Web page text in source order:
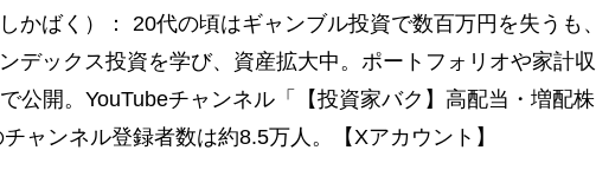
かばく）： 20代の頃はギャンブル投資で数百万円を失うも、
デックス投資を学び、資産拡大中。ポートフォリオや家計収
公開。YouTubeチャンネル「【投資家バク】高配当・増配株
ャンネル登録者数は約8.5万人。【Xアカウント】